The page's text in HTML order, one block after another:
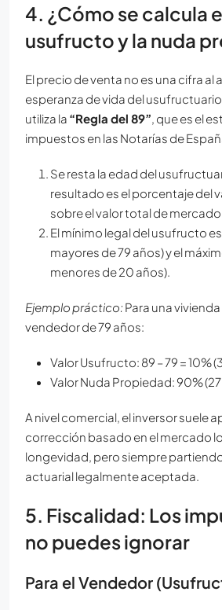
4. ¿Cómo se calcula
usufructo y la nuda
El precio de venta no es una cifra al
esperanza de vida del
utiliza la “Regla del 89”, que es el
impuestos en las Notarías de
Se resta la edad del
resultado es el porcentaje del
sobre el valor total de
El mínimo legal del usufructo es
mayores de 79 años) y el
menores de 20 años).
Ejemplo práctico: Para una
vendedor de 79 años:
Valor Usufructo: 89 – 79 = 10%
Valor Nuda Propiedad: 90%
A nivel comercial, el inversor suele
corrección basado en el mercado
longevidad, pero siempre
actuarial legalmente aceptada.
5. Fiscalidad: Los
no puedes ignorar
Para el Vendedor